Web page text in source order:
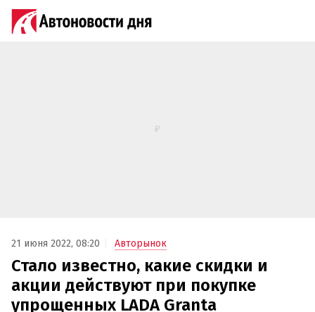
21 июня 2022, 08:20 Авторынок
Стало известно, какие скидки и
акции действуют при покупке
упрощенных LADA Granta